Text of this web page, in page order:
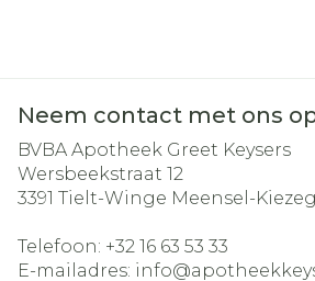
Neem contact met ons
BVBA Apotheek Greet Keysers
Wersbeekstraat 12
3391 Tielt-Winge Meensel-
Telefoon: +32 16 63 53 33
E-mailadres: info@